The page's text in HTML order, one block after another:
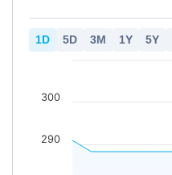
1D 5D 3M 1Y 5Y
290
300